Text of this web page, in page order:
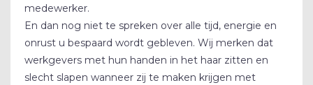
OVER ONS
medewerker.
En dan nog niet te spreken over alle tijd, energie en
onrust u bespaard wordt gebleven. Wij merken dat
werkgevers met hun handen in het haar zitten en
slecht slapen wanneer zij te maken krijgen met